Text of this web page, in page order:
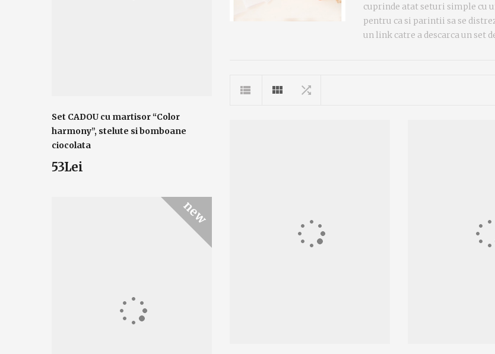
Set CADOU cu martisor “Color
harmony”, stelute si bomboane
ciocolata
53Lei
new
cuprinde atat seturi simple cu
pentru ca si parintii sa se
un link catre a descarca un set